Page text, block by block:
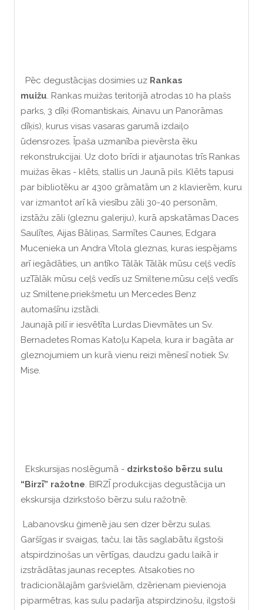
Pēc degustācijas dosimies uz Rankas
muižu. Rankas muižas teritorijā atrodas 10 ha plašs
parks, 3 dīķi (Romantiskais, Ainavu un Panorāmas
dīķis), kurus visas vasaras garumā izdaiļo
ūdensrozes. Īpaša uzmanība pievērsta ēku
rekonstrukcijai. Uz doto brīdi ir atjaunotas trīs Rankas
muižas ēkas - klēts, stallis un Jaunā pils. Klēts tapusi
par bibliotēku ar 4300 grāmatām un 2 klavierēm, kuru
var izmantot arī kā viesību zāli 30-40 personām,
izstāžu zāli (gleznu galeriju), kurā apskatāmas Daces
Saulītes, Aijas Bāliņas, Sarmītes Caunes, Edgara
Mucenieka un Andra Vītola gleznas, kuras iespējams
arī iegādāties, un antīko Tālāk Tālāk mūsu ceļš vedīs
uzTālāk mūsu ceļš vedīs uz Smiltene.mūsu ceļš vedīs
uz Smiltene.priekšmetu un Mercedes Benz
automašīnu izstādi.
Jaunajā pilī ir iesvētīta Lurdas Dievmātes un Sv.
Bernadetes Romas Katoļu Kapela, kura ir bagāta ar
gleznojumiem un kurā vienu reizi mēnesī notiek Sv.
Mise.
Ekskursijas noslēgumā - dzirkstošo bērzu sulu
“Birzī” ražotne. BIRZĪ produkcijas degustācija un
ekskursija dzirkstošo bērzu sulu ražotnē.
Labanovsku ģimenē jau sen dzer bērzu sulas.
Garšīgas ir svaigas, taču, lai tās saglabātu ilgstoši
atspirdzinošas un vērtīgas, daudzu gadu laikā ir
izstrādātas jaunas receptes. Atsakoties no
tradicionālajām garšvielām, dzērienam pievienoja
piparmētras, kas sulu padarīja atspirdzinošu, ilgstoši